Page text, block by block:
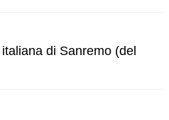
di Sanremo (del